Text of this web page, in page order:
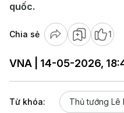
quốc.
Chia sẻ 1
VNA | 14-05-2026,
Từ khóa: Thủ tướng Lê